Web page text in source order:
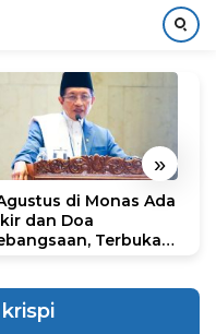
»
di Monas Ada
dan Doa
Terbuka